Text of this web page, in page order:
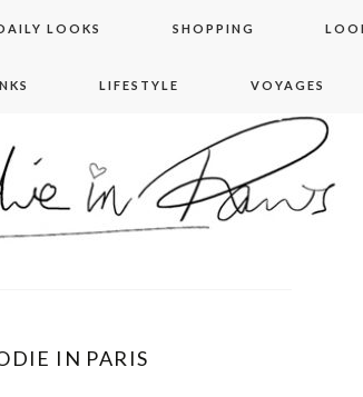
LOOKS SHOPPING
LIFESTYLE VOYAGES
IN PARIS